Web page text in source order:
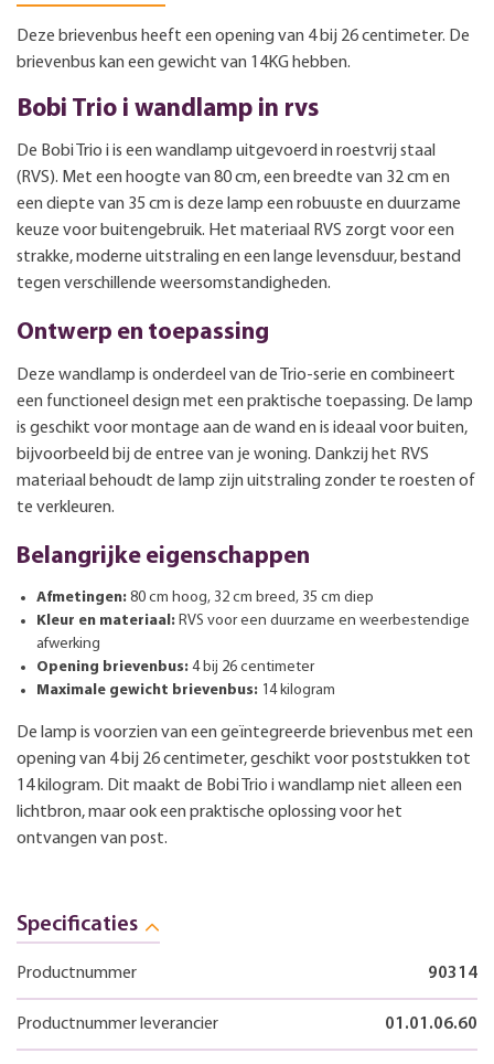
Deze brievenbus heeft een opening van 4 bij 26 centimeter. De
brievenbus kan een gewicht van 14KG hebben.
Bobi Trio i wandlamp in rvs
De Bobi Trio i is een wandlamp uitgevoerd in roestvrij staal
(RVS). Met een hoogte van 80 cm, een breedte van 32 cm en
een diepte van 35 cm is deze lamp een robuuste en duurzame
keuze voor buitengebruik. Het materiaal RVS zorgt voor een
strakke, moderne uitstraling en een lange levensduur, bestand
tegen verschillende weersomstandigheden.
Ontwerp en toepassing
Deze wandlamp is onderdeel van de Trio-serie en combineert
een functioneel design met een praktische toepassing. De lamp
is geschikt voor montage aan de wand en is ideaal voor buiten,
bijvoorbeeld bij de entree van je woning. Dankzij het RVS
materiaal behoudt de lamp zijn uitstraling zonder te roesten of
te verkleuren.
Belangrijke eigenschappen
Afmetingen: 80 cm hoog, 32 cm breed, 35 cm diep
Kleur en materiaal: RVS voor een duurzame en weerbestendige
afwerking
Opening brievenbus: 4 bij 26 centimeter
Maximale gewicht brievenbus: 14 kilogram
De lamp is voorzien van een geïntegreerde brievenbus met een
opening van 4 bij 26 centimeter, geschikt voor poststukken tot
14 kilogram. Dit maakt de Bobi Trio i wandlamp niet alleen een
lichtbron, maar ook een praktische oplossing voor het
ontvangen van post.
Specificaties
Productnummer 90314
Productnummer leverancier 01.01.06.60